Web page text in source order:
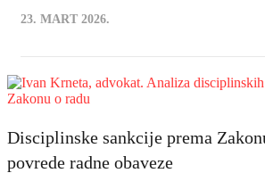
23. MART 2026.
Disciplinske sankcije prema
povrede radne obaveze